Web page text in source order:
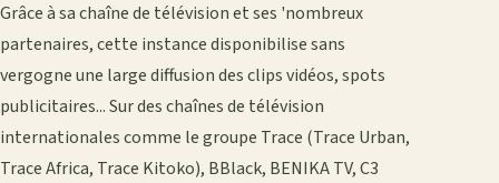
Grâce à sa chaîne de télévision et ses 'nombreux
partenaires, cette instance disponibilise sans
vergogne une large diffusion des clips vidéos, spots
publicitaires... Sur des chaînes de télévision
internationales comme le groupe Trace (Trace Urban,
Trace Africa, Trace Kitoko), BBlack, BENIKA TV, C3